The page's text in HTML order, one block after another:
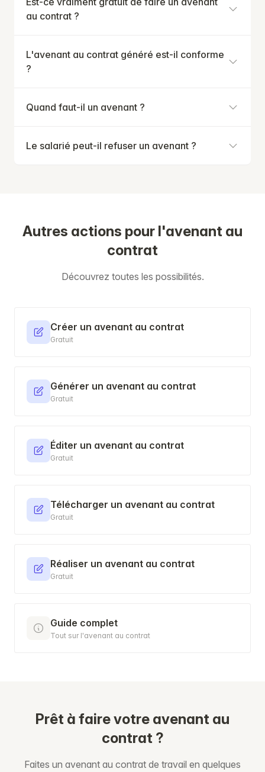
au contrat ?
L'avenant au contrat généré est-il conforme
?
Quand faut-il un avenant ?
Le salarié peut-il refuser un avenant ?
Autres actions pour l'avenant au
contrat
Découvrez toutes les possibilités.
Créer un avenant au contrat
Gratuit
Générer un avenant au contrat
Gratuit
Éditer un avenant au contrat
Gratuit
Télécharger un avenant au contrat
Gratuit
Réaliser un avenant au contrat
Gratuit
Guide complet
Tout sur l'avenant au contrat
Prêt à faire votre avenant au
contrat ?
Faites un avenant au contrat de travail en quelques